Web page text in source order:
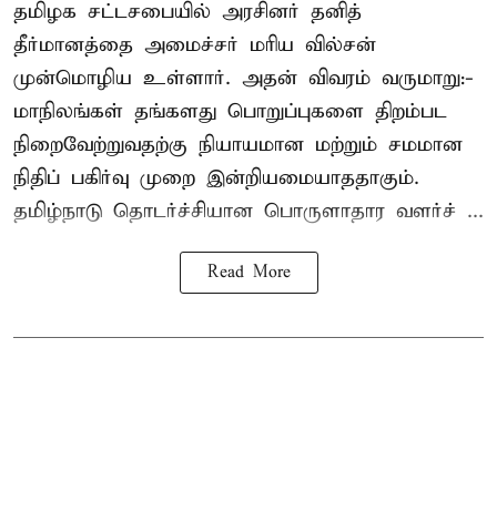
தமிழக சட்டசபையில் அரசினர் தனித்
தீர்மானத்தை அமைச்சர் மரிய வில்சன்
முன்மொழிய உள்ளார். அதன் விவரம் வருமாறு:-
மாநிலங்கள் தங்களது பொறுப்புகளை திறம்பட
நிறைவேற்றுவதற்கு நியாயமான மற்றும் சமமான
நிதிப் பகிர்வு முறை இன்றியமையாததாகும்.
தமிழ்நாடு தொடர்ச்சியான பொருளாதார வளர்ச் ...
Read More